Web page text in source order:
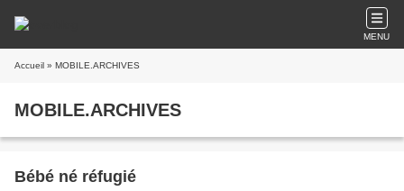
MENU
Accueil » MOBILE.ARCHIVES
MOBILE.ARCHIVES
Bébé né réfugié